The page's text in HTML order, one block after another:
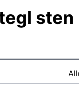
sten